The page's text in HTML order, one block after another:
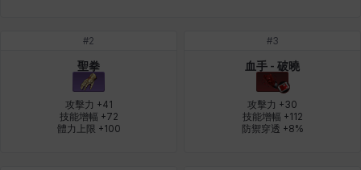
艾登 艾迪娜
#2
聖拳
攻擊力 +41
技能增幅 +72
體力上限 +100
#3
血手 - 破曉
攻擊力 +30
技能增幅 +112
防禦穿透 +8%